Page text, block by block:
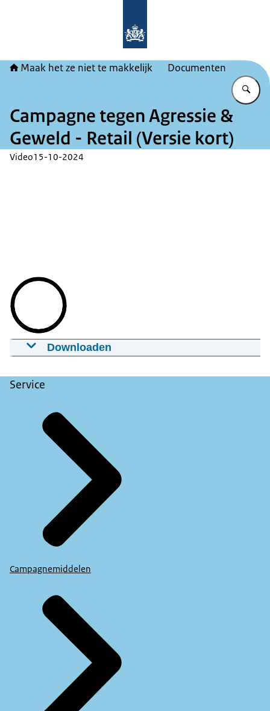
Maak het ze niet te makkelijk Documenten
Campagne tegen Agressie &
Geweld - Retail (Versie kort)
Video15-10-2024
Downloaden
(Versie kort)
Download
Ondertiteling
1.7 KB
Download
Audiobeschrijving
mp3 1.2 MB
Service
Campagnemiddelen